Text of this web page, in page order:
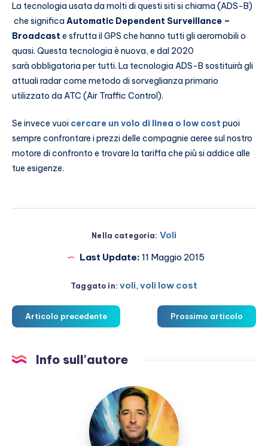
La tecnologia usata da molti di questi siti si chiama (ADS-B)
che significa Automatic Dependent Surveillance –
Broadcast e sfrutta il GPS che hanno tutti gli aeromobili o
quasi. Questa tecnologia è nuova, e dal 2020
sarà obbligatoria per tutti. La tecnologia ADS-B sostituirà gli
attuali radar come metodo di sorveglianza primario
utilizzato da ATC (Air Traffic Control).
Se invece vuoi cercare un volo di linea o low cost puoi
sempre confrontare i prezzi delle compagnie aeree sul nostro
motore di confronto e trovare la tariffa che più si addice alle
tue esigenze.
Nella categoria: Voli
Last Update: 11 Maggio 2015
Taggato in: voli, voli low cost
Articolo precedente Prossimo articolo
Info sull'autore
Marco
Martucci